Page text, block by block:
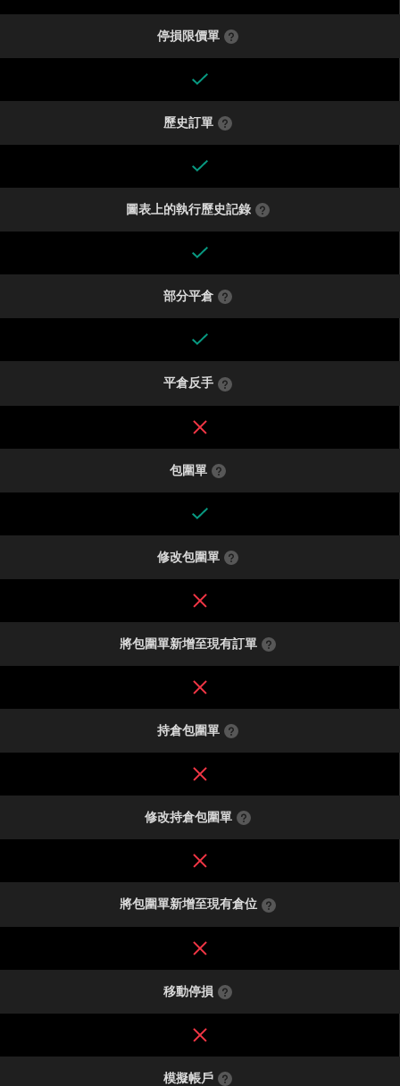
停損限價單
歷史訂單
圖表上的執行歷史記錄
部分平倉
平倉反手
包圍單
修改包圍單
將包圍單新增至現有訂單
持倉包圍單
修改持倉包圍單
將包圍單新增至現有倉位
移動停損
模擬帳戶